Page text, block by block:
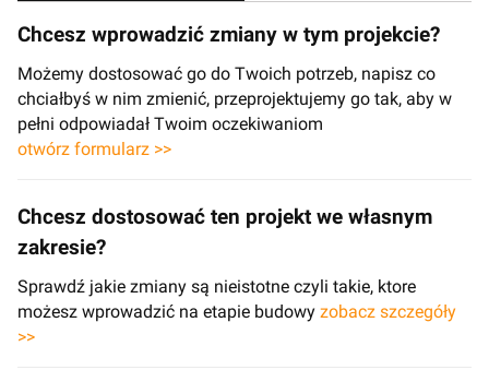
Chcesz wprowadzić zmiany w tym projekcie?
Możemy dostosować go do Twoich potrzeb, napisz co
chciałbyś w nim zmienić, przeprojektujemy go tak, aby w
pełni odpowiadał Twoim oczekiwaniom
otwórz formularz >>
Chcesz dostosować ten projekt we własnym
zakresie?
Sprawdź jakie zmiany są nieistotne czyli takie, ktore
możesz wprowadzić na etapie budowy zobacz szczegóły
>>